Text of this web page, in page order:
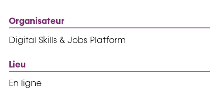
Organisateur
Digital Skills & Jobs Platform
Lieu
En ligne